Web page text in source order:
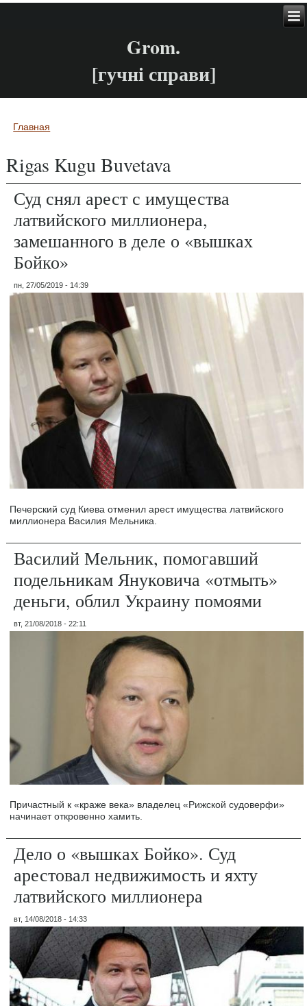
Grom.
[гучні справи]
Вы здесь
Главная
Rigas Kugu Buvetava
Суд снял арест с имущества
латвийского миллионера,
замешанного в деле о «вышках
Бойко»
пн, 27/05/2019 - 14:39
Печерский суд Киева отменил арест имущества латвийского
миллионера Василия Мельника.
Василий Мельник, помогавший
подельникам Януковича «отмыть»
деньги, облил Украину помоями
вт, 21/08/2018 - 22:11
Причастный к «краже века» владелец «Рижской судоверфи»
начинает откровенно хамить.
Дело о «вышках Бойко». Суд
арестовал недвижимость и яхту
латвийского миллионера
вт, 14/08/2018 - 14:33